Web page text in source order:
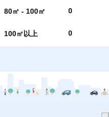
80㎡ - 100㎡ 0
100㎡以上 0